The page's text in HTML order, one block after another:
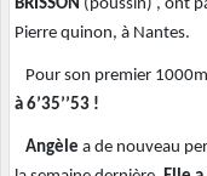
BRISSON (poussin) , ont
Pierre quinon, à Nantes.
Pour son premier
à 6’35’’53 !
Angèle a de nouveau